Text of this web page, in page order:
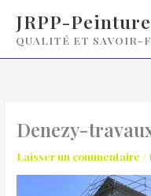
contenu
JRPP-
QUALITÉ ET SAVOIR-
Denezy-
Laisser un commentaire /